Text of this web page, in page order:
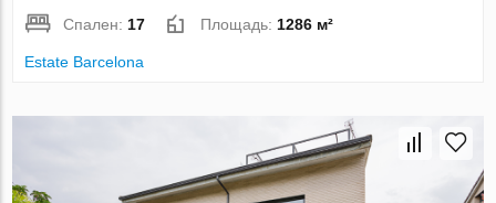
Спален: 17 Площадь: 1286 м²
Estate Barcelona